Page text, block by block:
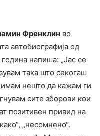
Френклин во
автобиографија од
година напиша: „Јас се
така што секогаш
имам нешто да кажам ги
сите зборови кои
позитивен привид на
„несомнено“.